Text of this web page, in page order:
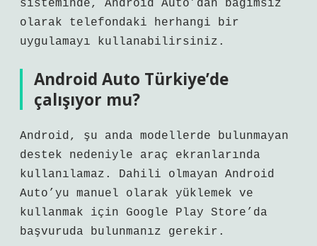
sisteminde, Android Auto’dan bağımsız
olarak telefondaki herhangi bir
uygulamayı kullanabilirsiniz.
Android Auto Türkiye’de
çalışıyor mu?
Android, şu anda modellerde bulunmayan
destek nedeniyle araç ekranlarında
kullanılamaz. Dahili olmayan Android
Auto’yu manuel olarak yüklemek ve
kullanmak için Google Play Store’da
başvuruda bulunmanız gerekir.